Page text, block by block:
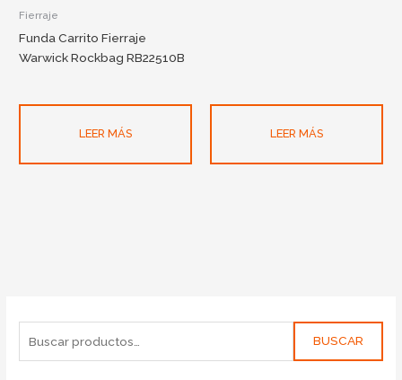
BUSCAR
Fierraje
Funda Carrito Fierraje
Warwick Rockbag RB22510B
LEER MÁS LEER MÁS